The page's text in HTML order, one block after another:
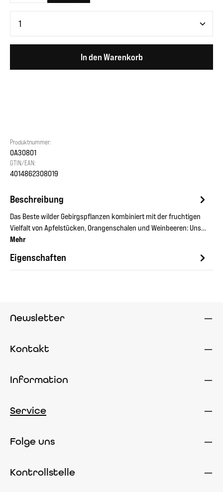
In den Warenkorb
Produktnummer:
OA30801
GTIN/EAN:
4014862308019
Beschreibung
Das Beste wilder Gebirgspflanzen kombiniert mit der fruchtigen
Vielfalt von Apfelstücken, Orangenschalen und Weinbeeren: Uns…
Mehr
Eigenschaften
Newsletter
Kontakt
Information
Service
Folge uns
Kontrollstelle